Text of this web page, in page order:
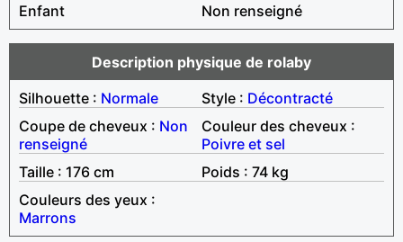
Enfant
Non renseigné
Description physique de rolaby
Silhouette : Normale Style : Décontracté
Coupe de cheveux : Non
renseigné
Couleur des cheveux :
Poivre et sel
Taille : 176 cm
Poids : 74 kg
Couleurs des yeux :
Marrons